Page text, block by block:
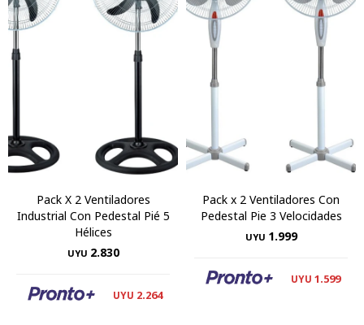
Pack X 2 Ventiladores
Industrial Con Pedestal Pié 5
Hélices
UYU 2.830
UYU 2.264
Pack x 2 Ventiladores Con
Pedestal Pie 3 Velocidades
UYU 1.999
UYU 1.599